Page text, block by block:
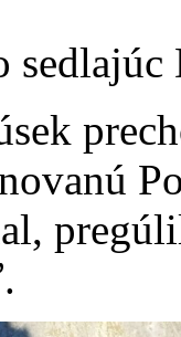
sedlajúc